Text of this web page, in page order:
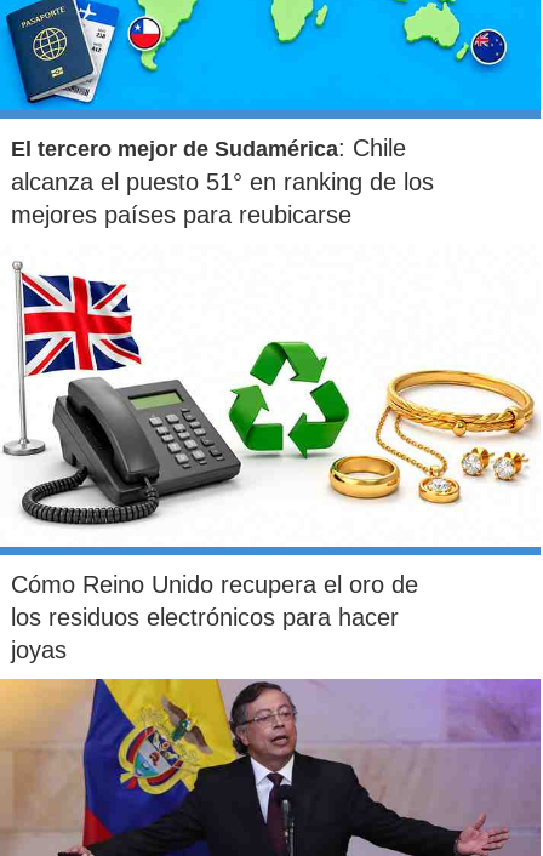
El tercero mejor de Sudamérica: Chile
alcanza el puesto 51° en ranking de los
mejores países para reubicarse
Cómo Reino Unido recupera el oro de
los residuos electrónicos para hacer
joyas